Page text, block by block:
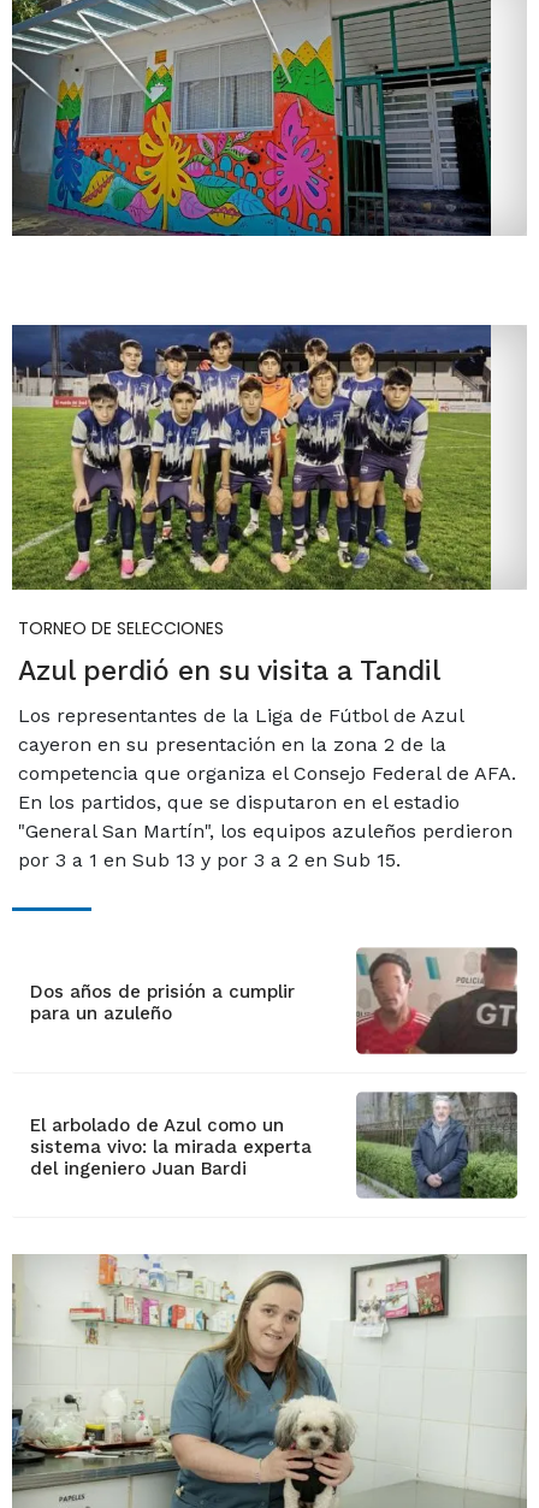
TORNEO DE SELECCIONES
Azul perdió en su visita a Tandil
Los representantes de la Liga de Fútbol de Azul
cayeron en su presentación en la zona 2 de la
competencia que organiza el Consejo Federal de AFA.
En los partidos, que se disputaron en el estadio
"General San Martín", los equipos azuleños perdieron
por 3 a 1 en Sub 13 y por 3 a 2 en Sub 15.
Dos años de prisión a cumplir
para un azuleño
El arbolado de Azul como un
sistema vivo: la mirada experta
del ingeniero Juan Bardi